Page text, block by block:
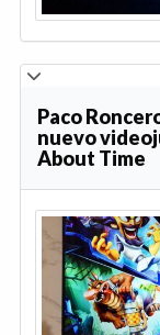
Paco
nuevo
About Time